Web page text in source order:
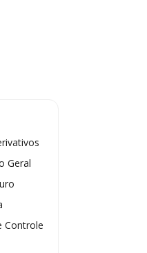
Geral
Controle